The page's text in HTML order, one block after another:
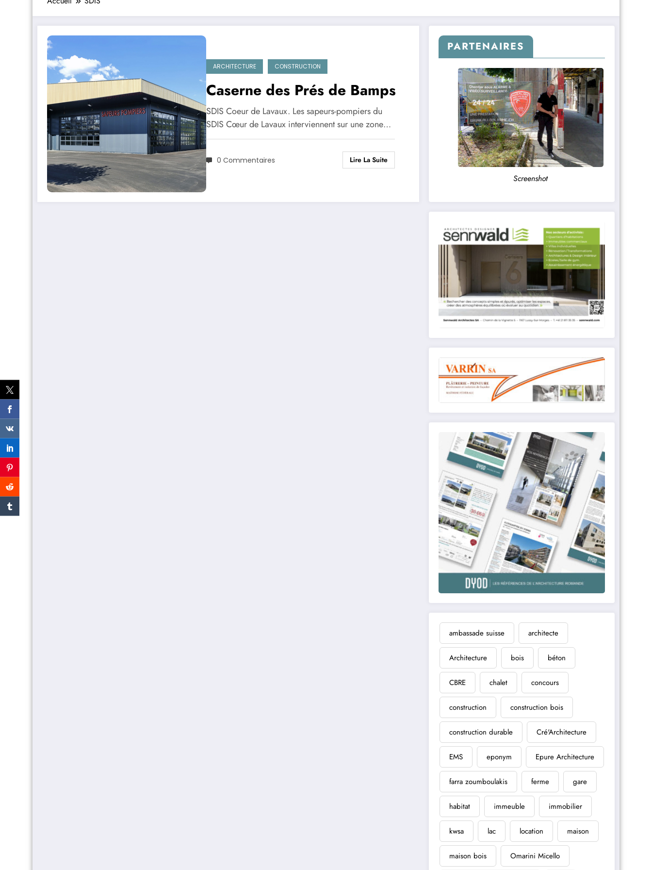
ARCHITECTURE CONSTRUCTION
Caserne des Prés de Bamps
SDIS Coeur de Lavaux. Les sapeurs-pompiers du
SDIS Cœur de Lavaux interviennent sur une zone…
0 Commentaires Lire La Suite
PARTENAIRES
Screenshot
ambassade suisse architecte
Architecture bois béton
CBRE chalet concours
construction construction bois
construction durable Cré'Architecture
EMS eponym Epure Architecture
farra zoumboulakis ferme gare
habitat immeuble immobilier
kwsa lac location maison
maison bois Omarini Micello